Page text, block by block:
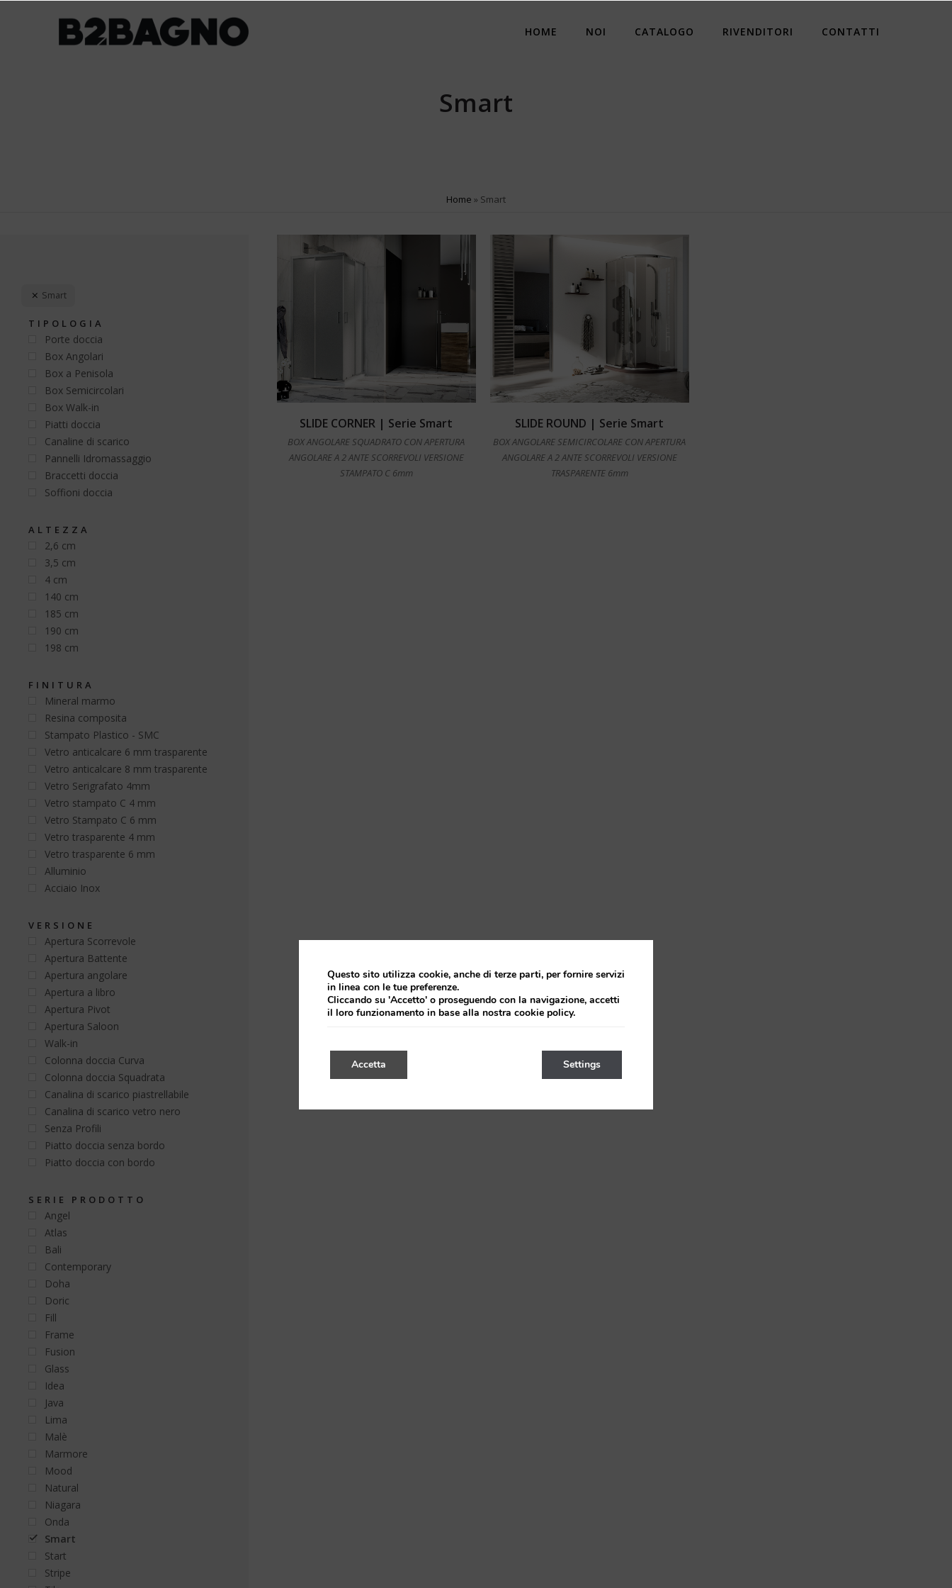
HOME NOI CATALOGO RIVENDITORI CONTATTI
Smart
Home » Smart
Leggi tutto
SLIDE CORNER | Serie Smart
BOX ANGOLARE SQUADRATO CON APERTURA
ANGOLARE A 2 ANTE SCORREVOLI VERSIONE
STAMPATO C 6mm
Leggi tutto
SLIDE ROUND | Serie Smart
BOX ANGOLARE SEMICIRCOLARE CON APERTURA
ANGOLARE A 2 ANTE SCORREVOLI VERSIONE
TRASPARENTE 6mm
Smart
TIPOLOGIA
Porte doccia
Box Angolari
Box a Penisola
Box Semicircolari
Box Walk-in
Piatti doccia
Canaline di scarico
Pannelli Idromassaggio
Braccetti doccia
Soffioni doccia
ALTEZZA
2,6 cm
3,5 cm
4 cm
140 cm
185 cm
190 cm
198 cm
FINITURA
Mineral marmo
Resina composita
Stampato Plastico - SMC
Vetro anticalcare 6 mm trasparente
Vetro anticalcare 8 mm trasparente
Vetro Serigrafato 4mm
Vetro stampato C 4 mm
Vetro Stampato C 6 mm
Vetro trasparente 4 mm
Vetro trasparente 6 mm
Alluminio
Acciaio Inox
VERSIONE
Apertura Scorrevole
Apertura Battente
Apertura angolare
Apertura a libro
Apertura Pivot
Apertura Saloon
Walk-in
Colonna doccia Curva
Colonna doccia Squadrata
Canalina di scarico piastrellabile
Canalina di scarico vetro nero
Senza Profili
Piatto doccia senza bordo
Piatto doccia con bordo
SERIE PRODOTTO
Angel
Atlas
Bali
Contemporary
Doha
Doric
Fill
Frame
Fusion
Glass
Idea
Java
Lima
Malè
Marmore
Mood
Natural
Niagara
Onda
Smart
Start
Stripe
Questo sito utilizza cookie, anche di terze parti, per fornire servizi
in linea con le tue preferenze.
Cliccando su 'Accetto' o proseguendo con la navigazione, accetti
il loro funzionamento in base alla nostra cookie policy.
Accetta Settings